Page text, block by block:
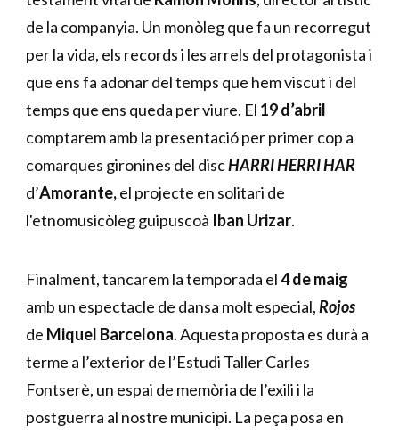
de la companyia. Un monòleg que fa un recorregut
per la vida, els records i les arrels del protagonista i
que ens fa adonar del temps que hem viscut i del
temps que ens queda per viure. El 19 d’abril
comptarem amb la presentació per primer cop a
comarques gironines del disc HARRI HERRI HAR
d’Amorante, el projecte en solitari de
l'etnomusicòleg guipuscoà Iban Urizar.
Finalment, tancarem la temporada el
amb un espectacle de dansa molt especial,
Rojos
de Miquel Barcelona. Aquesta proposta es durà a
terme a l’exterior de l’Estudi Taller Carles
Fontserè, un espai de memòria de l’exili i la
postguerra al nostre municipi. La peça posa en